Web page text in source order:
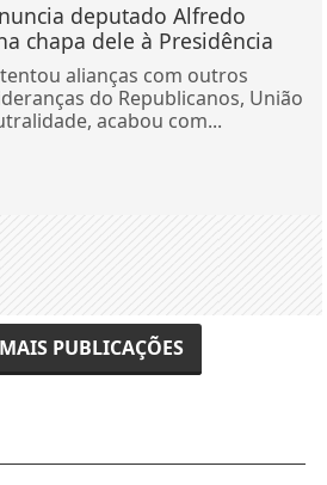
deputado Alfredo
chapa dele à Presidência
alianças com outros
do Republicanos, União
acabou com...
PUBLICAÇÕES